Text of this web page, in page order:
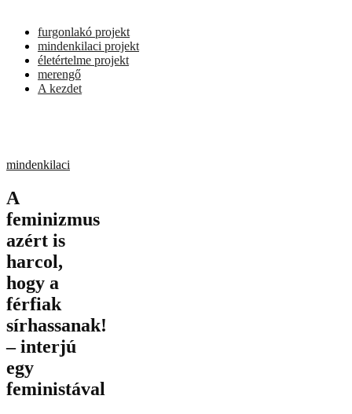
furgonlakó projekt
mindenkilaci projekt
életértelme projekt
merengő
A kezdet
mindenkilaci
A
feminizmus
azért is
harcol,
hogy a
férfiak
sírhassanak!
– interjú
egy
feministával